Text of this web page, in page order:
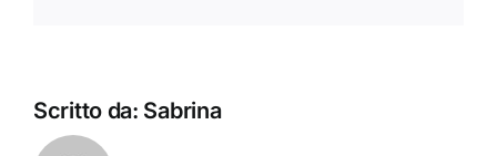
Scritto da: Sabrina